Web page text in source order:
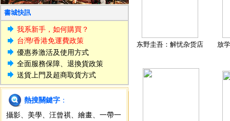
書城快訊
我系新手，如何購買？
台灣/香港免運費政策
優惠券激活及使用方式
全面服務保障、退換貨政策
送貨上門及超商取貨方式
熱搜關鍵字 ：
攝影
美學 汪曾祺 繪畫
一帶一
东野圭吾：解忧杂货店 放